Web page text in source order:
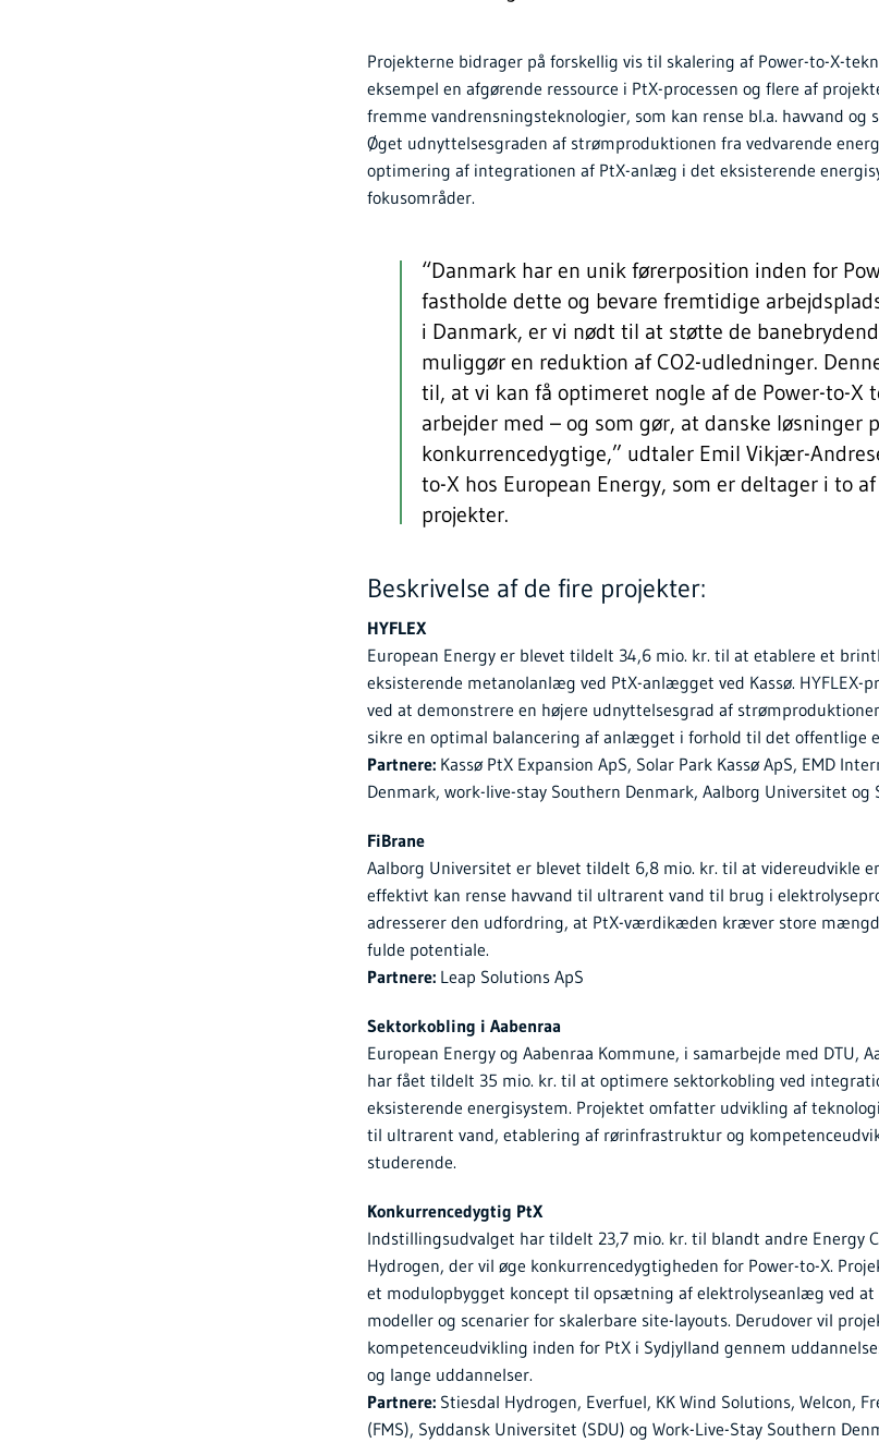
Projekterne bidrager på forskellig vis til skalering af Power-to-X-
eksempel en afgørende ressource i PtX-processen og flere af
fremme vandrensningsteknologier, som kan rense bl.a. havvand
Øget udnyttelsesgraden af strømproduktionen fra vedvarende
optimering af integrationen af PtX-anlæg i det eksisterende
fokusområder.
“Danmark har en unik førerposition inden for
fastholde dette og bevare fremtidige
i Danmark, er vi nødt til at støtte de
muliggør en reduktion af CO2-udledninger.
til, at vi kan få optimeret nogle af de Power-to-X
arbejder med – og som gør, at danske løsninger
konkurrencedygtige,” udtaler Emil Vikjær-
to-X hos European Energy, som er deltager i to
projekter.
Beskrivelse af de fire projekter:
HYFLEX
European Energy er blevet tildelt 34,6 mio. kr. til at etablere et
eksisterende metanolanlæg ved PtX-anlægget ved Kassø.
ved at demonstrere en højere udnyttelsesgrad af
sikre en optimal balancering af anlægget i forhold til det offentlige
Partnere: Kassø PtX Expansion ApS, Solar Park Kassø ApS, EMD
Denmark, work-live-stay Southern Denmark, Aalborg Universitet og
FiBrane
Aalborg Universitet er blevet tildelt 6,8 mio. kr. til at videreudvikle
effektivt kan rense havvand til ultrarent vand til brug i
adresserer den udfordring, at PtX-værdikæden kræver store
fulde potentiale.
Partnere: Leap Solutions ApS
Sektorkobling i Aabenraa
European Energy og Aabenraa Kommune, i samarbejde med DTU,
har fået tildelt 35 mio. kr. til at optimere sektorkobling ved
eksisterende energisystem. Projektet omfatter udvikling af
til ultrarent vand, etablering af rørinfrastruktur og
studerende.
Konkurrencedygtig PtX
Indstillingsudvalget har tildelt 23,7 mio. kr. til blandt andre Energy
Hydrogen, der vil øge konkurrencedygtigheden for Power-to-X.
et modulopbygget koncept til opsætning af elektrolyseanlæg ved at
modeller og scenarier for skalerbare site-layouts. Derudover vil
kompetenceudvikling inden for PtX i Sydjylland gennem
og lange uddannelser.
Partnere: Stiesdal Hydrogen, Everfuel, KK Wind Solutions, Welcon,
(FMS), Syddansk Universitet (SDU) og Work-Live-Stay Southern